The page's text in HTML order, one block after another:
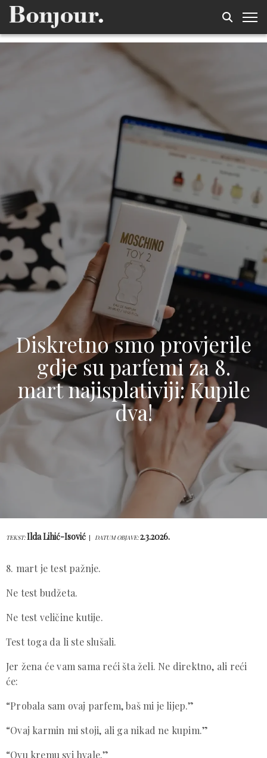
Diskretno smo provjerile
gdje su parfemi za 8.
mart najisplativiji: Kupile
dva!
TEKST:Ilda Lihić-Isović DATUM OBJAVE:2.3.2026.
8. mart je test pažnje.
Ne test budžeta.
Ne test veličine kutije.
Test toga da li ste slušali.
Jer žena će vam sama reći šta želi. Ne direktno, ali reći
će:
“Probala sam ovaj parfem, baš mi je lijep.”
“Ovaj karmin mi stoji, ali ga nikad ne kupim.”
“Ovu kremu svi hvale.”